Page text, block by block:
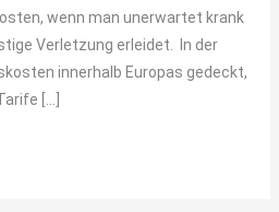
wenn man unerwartet krank
Verletzung erleidet. In der
innerhalb Europas gedeckt,
[…]